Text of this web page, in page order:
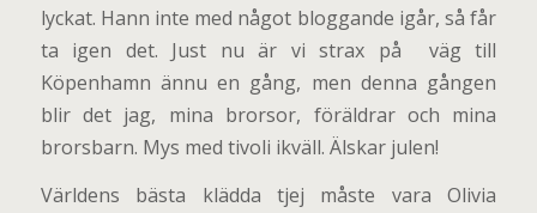
lyckat. Hann inte med något bloggande igår, så får
ta igen det. Just nu är vi strax på väg till
Köpenhamn ännu en gång, men denna gången
blir det jag, mina brorsor, föräldrar och mina
brorsbarn. Mys med tivoli ikväll. Älskar julen!
Världens bästa klädda tjej måste vara Olivia